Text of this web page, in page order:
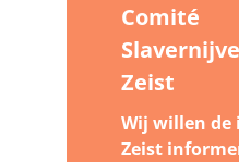
Comité
Zeist
Wij willen de
Zeist